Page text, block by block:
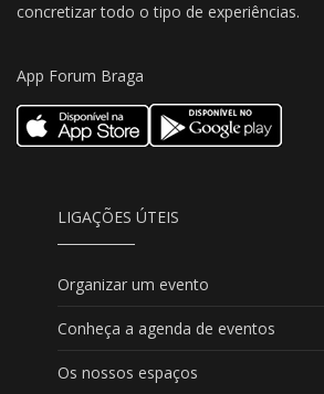
concretizar todo o tipo de experiências.
App Forum Braga
LIGAÇÕES ÚTEIS
Organizar um evento
Conheça a agenda de eventos
Os nossos espaços